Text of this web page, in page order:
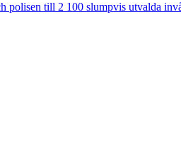
till 2 100 slumpvis utvalda